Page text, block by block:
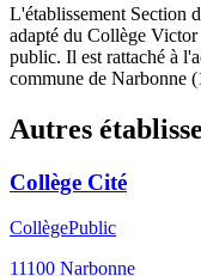
L'établissement Section
adapté du Collège
public. Il est rattaché à
commune de Narbonne
Autres
Collège Cité
CollègePublic
11100 Narbonne